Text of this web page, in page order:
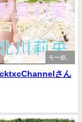
モー娘。
さん